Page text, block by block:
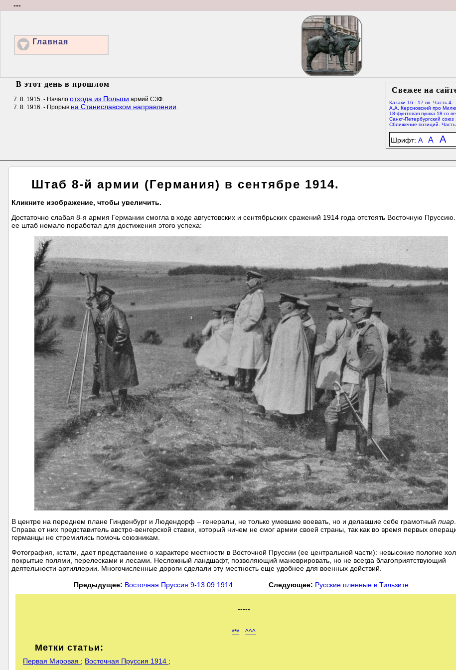
---
Главная
Свежее на
Казаки 16 - 17 вв. Часть 4.
А.А. Керсновский про
18-фунтовая пушка 18-го
Санкт-Петербургский
Сближение позиций. Часть
Шрифт:A A A
В этот день в прошлом
7. 8. 1915. - Начало отхода из Польши армий СЗФ.
7. 8. 1916. - Прорыв на Станиславском направлении.
Штаб 8-й армии (Германия) в сентябре 1914.
Кликните изображение, чтобы увеличить.
Достаточно слабая 8-я армия Германии смогла в ходе августовских и сентябрьских сражений 1914 года отстоять Восточную
ее штаб немало поработал для достижения этого успеха:
В центре на переднем плане Гинденбург и Людендорф – генералы, не только умевшие воевать, но и делавшие себе грамотныйпиар
Справа от них представитель австро-венгерской ставки, который ничем не смог армии своей страны, так как во время первых
германцы не стремились помочь союзникам.
Фотография, кстати, дает представление о характере местности в Восточной Пруссии (ее центральной части): невысокие пологие
покрытые полями, перелесками и лесами. Несложный ландшафт, позволяющий маневрировать, но не всегда благоприятствующий
деятельности артиллерии. Многочисленные дороги сделали эту местность еще удобнее для военных действий.
Предыдущее: Восточная Пруссия 9-13.09.1914. Следующее: Русские пленные в Тильзите.
-----
*** ^^^
Метки статьи:
Первая Мировая ; Восточная Пруссия 1914 ;